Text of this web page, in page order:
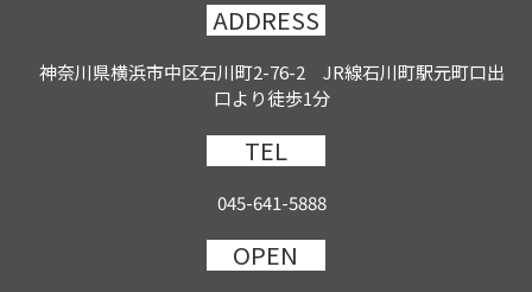
ADDRESS
神奈川県横浜市中区石川町2-76-2 JR線石川町駅元町口出
口より徒歩1分
TEL
045-641-5888
OPEN